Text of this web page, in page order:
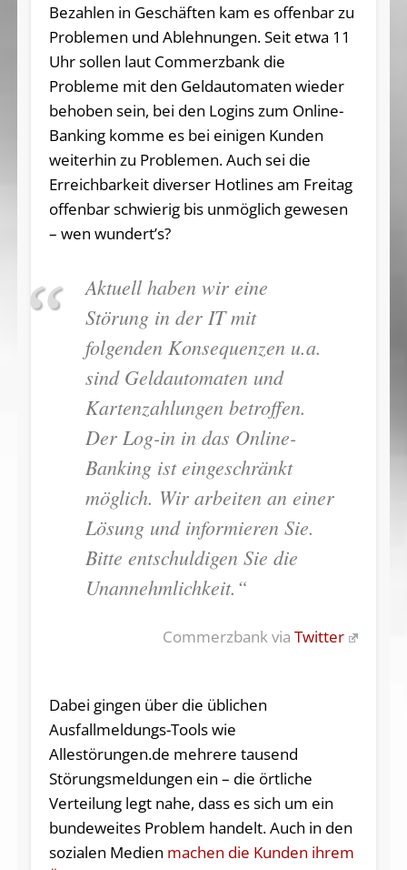
Bezahlen in Geschäften kam es offenbar zu
Problemen und Ablehnungen. Seit etwa 11
Uhr sollen laut Commerzbank die
Probleme mit den Geldautomaten wieder
behoben sein, bei den Logins zum Online-
Banking komme es bei einigen Kunden
weiterhin zu Problemen. Auch sei die
Erreichbarkeit diverser Hotlines am Freitag
offenbar schwierig bis unmöglich gewesen
– wen wundert’s?
Aktuell haben wir eine
Störung in der IT mit
folgenden Konsequenzen u.a.
sind Geldautomaten und
Kartenzahlungen betroffen.
Der Log-in in das Online-
Banking ist eingeschränkt
möglich. Wir arbeiten an einer
Lösung und informieren Sie.
Bitte entschuldigen Sie die
Unannehmlichkeit.“
Commerzbank viaTwitter
Dabei gingen über die üblichen
Ausfallmeldungs-Tools wie
Allestörungen.de mehrere tausend
Störungsmeldungen ein – die örtliche
Verteilung legt nahe, dass es sich um ein
bundeweites Problem handelt. Auch in den
sozialen Medien machen die Kunden ihrem